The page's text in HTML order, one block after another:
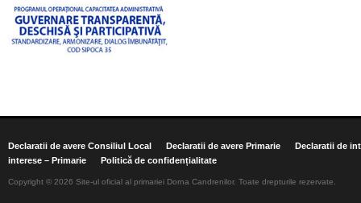
Declaratii de avere Consiliul Local Declaratii de avere Primarie
Declaratii de
interese – Primarie
Politică de confidențialitate
Copyright © 2026 Site-ul oficial al primariei Dorna Candrenilor. Toate drepturile rezervate.